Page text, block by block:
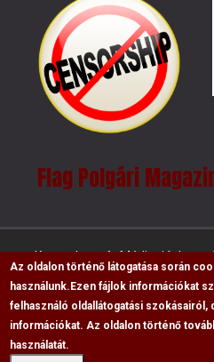
Flag Polgári
Kapcsolat Médiaajánlat
RSS
Copyright © 2009-2026, Flag
Az oldalon történő látogatása során
használunk. Ezen fájlok információkat
felhasználó oldallátogatási
információkat. Az oldalon történő
használatát.